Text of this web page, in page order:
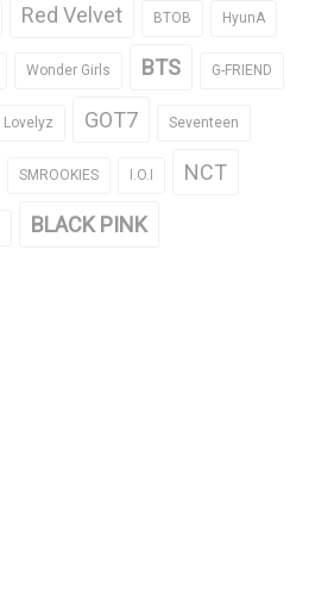
Red Velvet BTOB HyunA
Wonder Girls BTS G-FRIEND
Lovelyz GOT7 Seventeen
SMROOKIES I.O.I NCT
BLACK PINK